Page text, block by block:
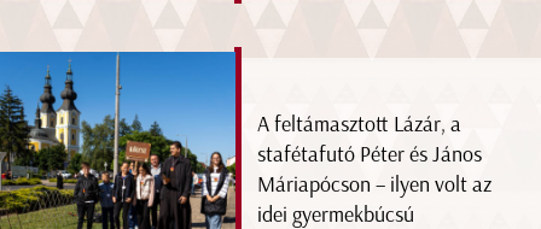
A feltámasztott Lázár, a
stafétafutó Péter és János
Máriapócson – ilyen volt az
idei gyermekbúcsú